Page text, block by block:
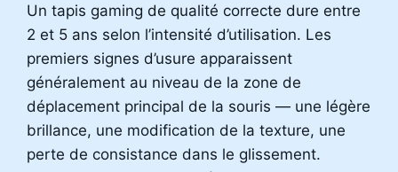
Un tapis gaming de qualité correcte dure entre
2 et 5 ans selon l’intensité d’utilisation. Les
premiers signes d’usure apparaissent
généralement au niveau de la zone de
déplacement principal de la souris — une légère
brillance, une modification de la texture, une
perte de consistance dans le glissement.